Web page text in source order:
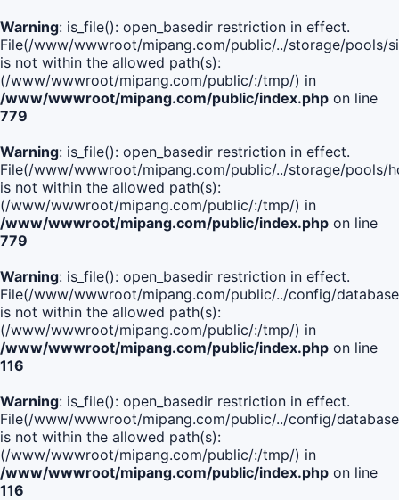
Warning: is_file(): open_basedir restriction in effect.
File(/www/wwwroot/mipang.com/public/../storage/pools/
is not within the allowed path(s):
(/www/wwwroot/mipang.com/public/:/tmp/) in
/www/wwwroot/mipang.com/public/index.php on line
779
Warning: is_file(): open_basedir restriction in effect.
File(/www/wwwroot/mipang.com/public/../storage/pools/
is not within the allowed path(s):
(/www/wwwroot/mipang.com/public/:/tmp/) in
/www/wwwroot/mipang.com/public/index.php on line
779
Warning: is_file(): open_basedir restriction in effect.
File(/www/wwwroot/mipang.com/public/../config/
is not within the allowed path(s):
(/www/wwwroot/mipang.com/public/:/tmp/) in
/www/wwwroot/mipang.com/public/index.php on line
116
Warning: is_file(): open_basedir restriction in effect.
File(/www/wwwroot/mipang.com/public/../config/
is not within the allowed path(s):
(/www/wwwroot/mipang.com/public/:/tmp/) in
/www/wwwroot/mipang.com/public/index.php on line
116